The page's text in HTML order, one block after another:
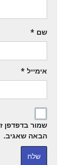
שם *
אימייל *
שמור בדפדפן
הבאה שאגיב.